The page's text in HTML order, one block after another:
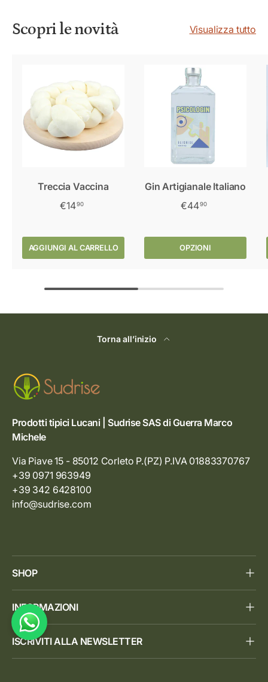
Scopri le novità Visualizza tutto
Treccia Vaccina
€1490
AGGIUNGI AL CARRELLO
Gin Artigianale Italiano
€4490
OPZIONI
Torna all’inizio
Prodotti tipici Lucani | Sudrise SAS di Guerra Marco
Michele
Via Piave 15 - 85012 Corleto P.(PZ) P.IVA 01883370767
+39 0971 963949
+39 342 6428100
info@sudrise.com
SHOP
INFORMAZIONI
ISCRIVITI ALLA NEWSLETTER